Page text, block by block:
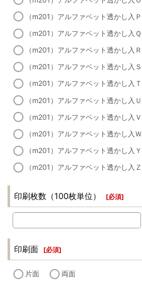
（m201）アルファベット透かし入Ｐ
（m201）アルファベット透かし入Ｑ
（m201）アルファベット透かし入Ｒ
（m201）アルファベット透かし入Ｓ
（m201）アルファベット透かし入Ｔ
（m201）アルファベット透かし入Ｕ
（m201）アルファベット透かし入Ｖ
（m201）アルファベット透かし入Ｗ
（m201）アルファベット透かし入Ｙ
（m201）アルファベット透かし入Ｚ
印刷枚数（100枚単位） [必須]
印刷面 [必須]
片面 両面